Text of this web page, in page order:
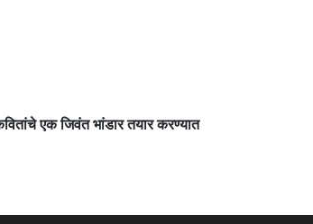
एक जिवंत भांडार तयार करण्यात